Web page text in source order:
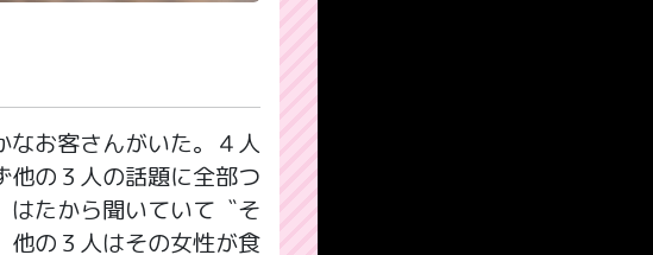
お客さんがいた。４人
他の３人の話題に全部つ
はたから聞いていて〝そ
他の３人はその女性が食